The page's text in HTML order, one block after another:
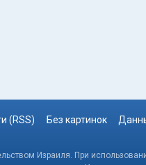
(RSS) Без картинок
Израиля. При